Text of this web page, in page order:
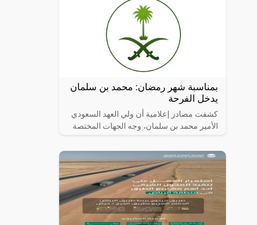
بمناسبة شهر رمضان: محمد بن سلمان
يدخل الفرحة
كشفت مصادر إعلامية أن ولي العهد السعودي
الأمير محمد بن سلمان، وجه الجهات المختصة
للمقيمين الأجانب العاملين في السعودية